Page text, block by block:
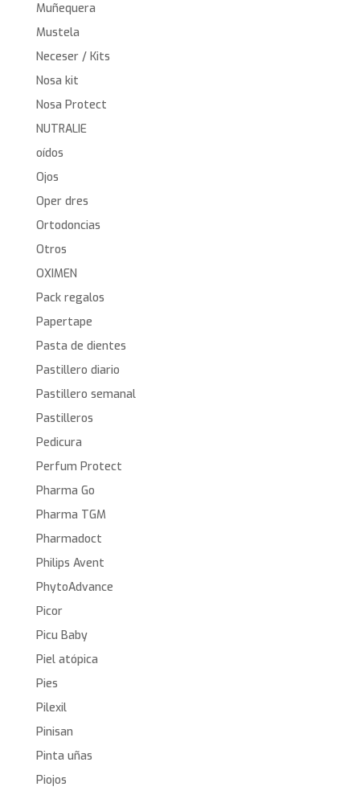
Muñequera
Mustela
Neceser / Kits
Nosa kit
Nosa Protect
NUTRALIE
oídos
Ojos
Oper dres
Ortodoncias
Otros
OXIMEN
Pack regalos
Papertape
Pasta de dientes
Pastillero diario
Pastillero semanal
Pastilleros
Pedicura
Perfum Protect
Pharma Go
Pharma TGM
Pharmadoct
Philips Avent
PhytoAdvance
Picor
Picu Baby
Piel atópica
Pies
Pilexil
Pinisan
Pinta uñas
Piojos